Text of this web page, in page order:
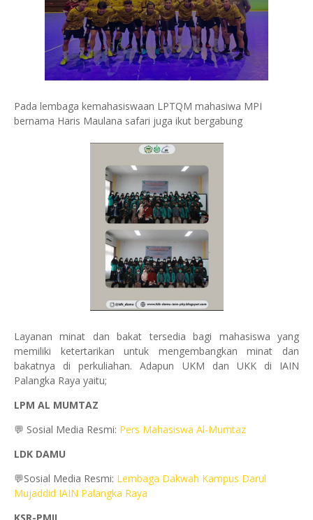
Pada lembaga kemahasiswaan LPTQM mahasiwa MPI
bernama Haris Maulana safari juga ikut bergabung
Layanan minat dan bakat tersedia bagi mahasiswa yang
memiliki ketertarikan untuk mengembangkan minat dan
bakatnya di perkuliahan. Adapun UKM dan UKK di IAIN
Palangka Raya yaitu;
LPM AL MUMTAZ
💬 Sosial Media Resmi: Pers Mahasiswa Al-Mumtaz
LDK DAMU
💬Sosial Media Resmi: Lembaga Dakwah Kampus Darul
Mujaddid IAIN Palangka Raya